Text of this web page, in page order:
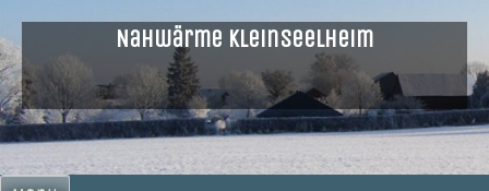
to
content
Nahwärme Kleinseelheim